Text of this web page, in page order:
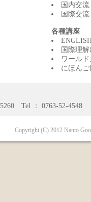
国内交流
国際交流
各種講座
国際理
ワール
にほん
5260 Tel ： 0763-52-
Copyright (C) 2012 Nanto